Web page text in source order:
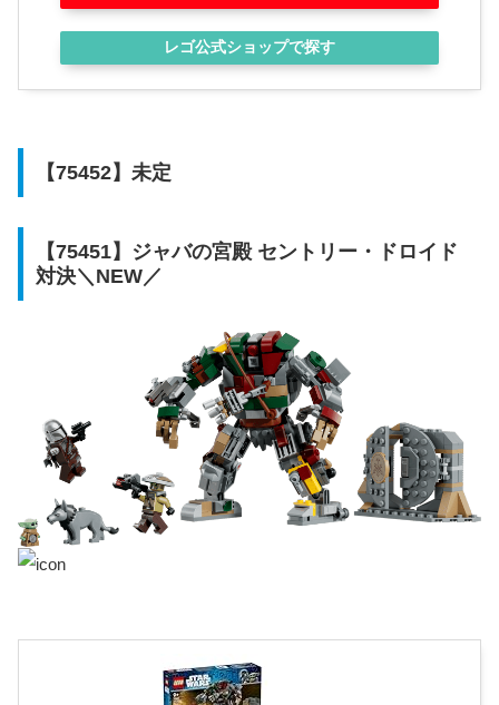
レゴ公式ショップで探す
【75452】未定
【75451】ジャバの宮殿 セントリー・ドロイド
対決＼NEW／